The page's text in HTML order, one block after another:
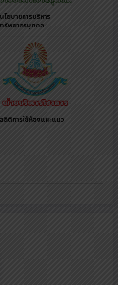
นโยบายการบริหาร
ทรัพยากรบุคคล
สถิติการใช้ห้องแนะแนว